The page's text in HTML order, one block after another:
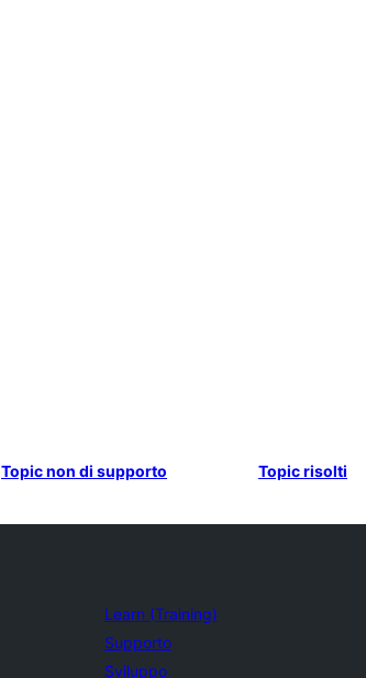
Topic non di supporto Topic risolti
Learn (Training)
Supporto
Sviluppo